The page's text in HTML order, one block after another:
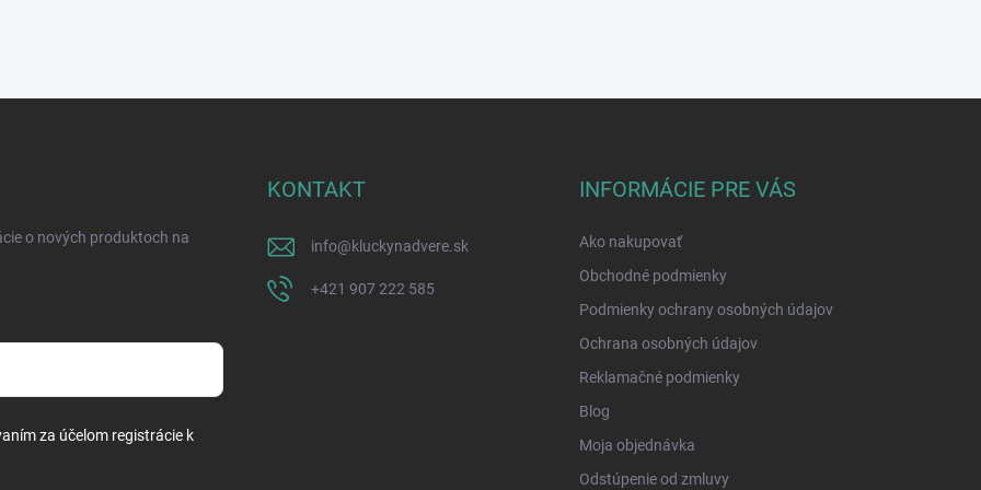
o nových produktoch na
za účelom registrácie k
KONTAKT
info@kluckynadvere.sk
+421 907 222 585
INFORMÁCIE PRE VÁS
Ako nakupovať
Obchodné podmienky
Podmienky ochrany osobných údajov
Ochrana osobných údajov
Reklamačné podmienky
Blog
Moja objednávka
Odstúpenie od zmluvy